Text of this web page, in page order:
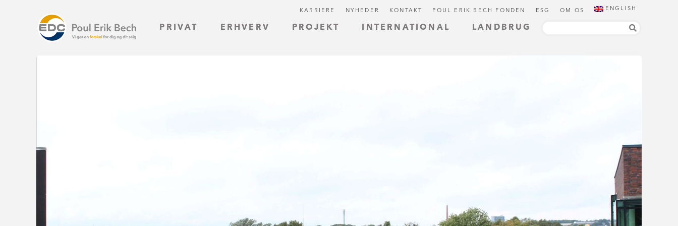
PRIVAT ERHVERV PROJEKT INTERNATIONAL LANDBRUG
KARRIERE NYHEDER KONTAKT POUL ERIK BECH FONDEN ESG OM OS ENGLISH